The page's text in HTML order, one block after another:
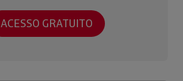
ACESSO GRATUITO